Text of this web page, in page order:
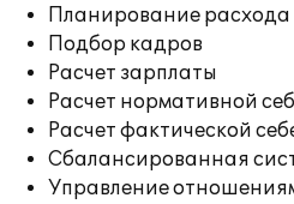
Планирование
Подбор кадров
Расчет зарплаты
Расчет нормативной
Расчет фактической
Сбалансированная
Управление